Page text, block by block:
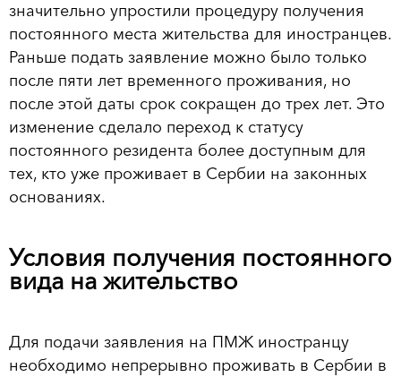
значительно упростили процедуру получения
постоянного места жительства для иностранцев.
Раньше подать заявление можно было только
после пяти лет временного проживания, но
после этой даты срок сокращен до трех лет. Это
изменение сделало переход к статусу
постоянного резидента более доступным для
тех, кто уже проживает в Сербии на законных
основаниях.
Условия получения постоянного
вида на жительство
Для подачи заявления на ПМЖ иностранцу
необходимо непрерывно проживать в Сербии в